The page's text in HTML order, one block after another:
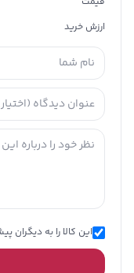
ارزش خرید
این کالا را به دیگران